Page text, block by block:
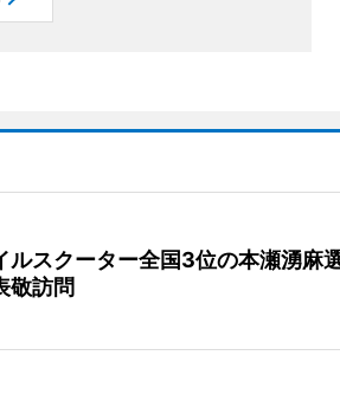
ルスクーター全国3位の本瀬湧麻
敬訪問